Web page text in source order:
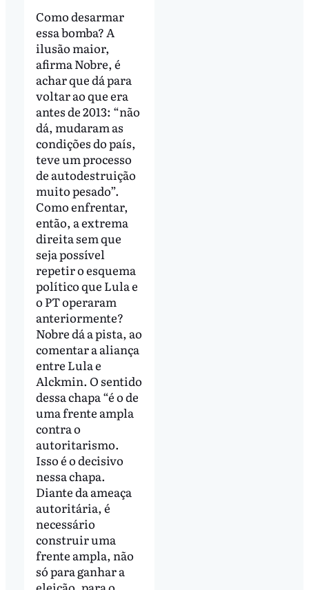
Como desarmar
essa bomba? A
ilusão maior,
afirma Nobre, é
achar que dá para
voltar ao que era
antes de 2013: “não
dá, mudaram as
condições do país,
teve um processo
de autodestruição
muito pesado”.
Como enfrentar,
então, a extrema
direita sem que
seja possível
repetir o esquema
político que Lula e
o PT operaram
anteriormente?
Nobre dá a pista, ao
comentar a aliança
entre Lula e
Alckmin. O sentido
dessa chapa “é o de
uma frente ampla
contra o
autoritarismo.
Isso é o decisivo
nessa chapa.
Diante da ameaça
autoritária, é
necessário
construir uma
frente ampla, não
só para ganhar a